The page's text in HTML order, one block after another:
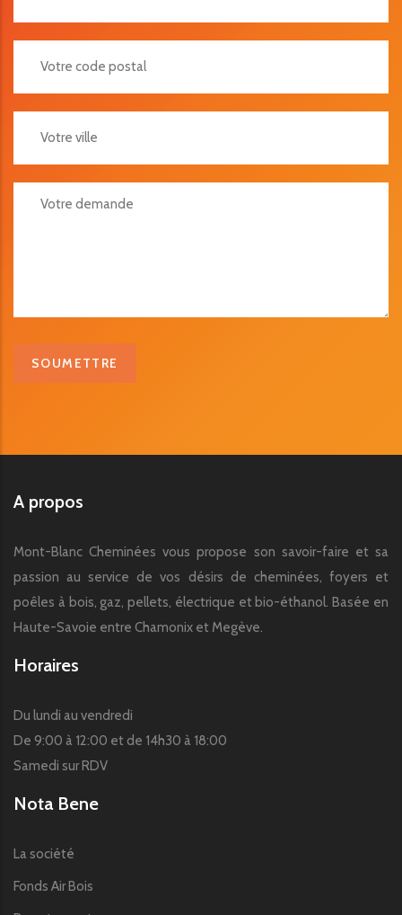
Votre Demande
A propos
Mont-Blanc Cheminées vous propose son savoir-faire et sa
passion au service de vos désirs de cheminées, foyers et
poêles à bois, gaz, pellets, électrique et bio-éthanol. Basée en
Haute-Savoie entre Chamonix et Megève.
Horaires
Du lundi au vendredi
De 9:00 à 12:00 et de 14h30 à 18:00
Samedi sur RDV
Nota Bene
La société
Fonds Air Bois